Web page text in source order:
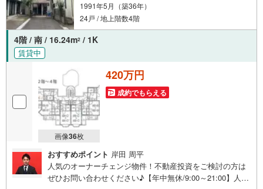
1991年5月（築36年）
24戸 / 地上階数4階
4階 / 南 / 16.24m2 / 1K
賃貸中
画像36枚
420万円
成約でもらえる
おすすめポイント 岸田 周平
人気のオーナーチェンジ物件！不動産投資をご検討の方は
ぜひお問い合わせください♪【年中無休/9:00～21:00】人気